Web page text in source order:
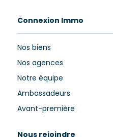
Connexion Immo
Nos biens
Nos agences
Notre équipe
Ambassadeurs
Avant-première
Nous rejoindre